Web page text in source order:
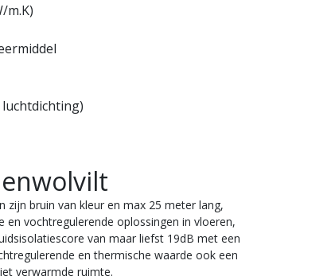
m.K)
zijn bruin van kleur en max 25 meter lang,
vochtregulerende oplossingen in vloeren,
van maar liefst 19dB met een
en thermische waarde ook een
verwarmde ruimte.